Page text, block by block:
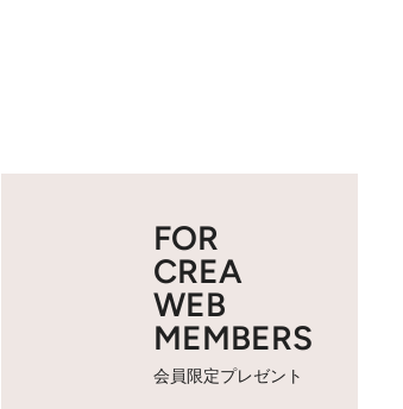
FOR
CREA
WEB
MEMBERS
会員限定プレゼント